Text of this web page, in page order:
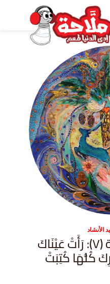
الأنشاد
نشيد الأنشاد-حلقة (٧): رَأَتْ عَيْنَاكَ
كُلُّهَا كُتِبَتْ